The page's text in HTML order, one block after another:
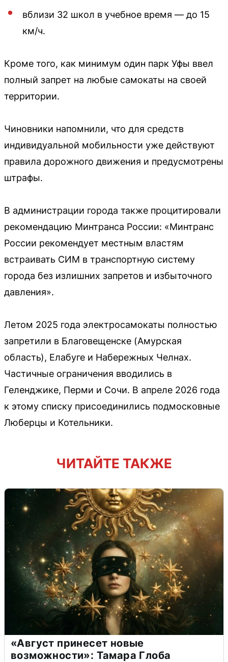
вблизи 32 школ в учебное время — до 15
км/ч.
Кроме того, как минимум один парк Уфы ввел
полный запрет на любые самокаты на своей
территории.
Чиновники напомнили, что для средств
индивидуальной мобильности уже действуют
правила дорожного движения и предусмотрены
штрафы.
В администрации города также процитировали
рекомендацию Минтранса России: «Минтранс
России рекомендует местным властям
встраивать СИМ в транспортную систему
города без излишних запретов и избыточного
давления».
Летом 2025 года электросамокаты полностью
запретили в Благовещенске (Амурская
область), Елабуге и Набережных Челнах.
Частичные ограничения вводились в
Геленджике, Перми и Сочи. В апреле 2026 года
к этому списку присоединились подмосковные
Люберцы и Котельники.
ЧИТАЙТЕ ТАКЖЕ
«Август принесет новые
возможности»: Тамара Глоба